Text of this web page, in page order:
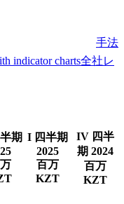
手法
indicator charts全社レ
期 I 四半期
2025
百万
KZT
IV 四半
期 2024
百万
KZT